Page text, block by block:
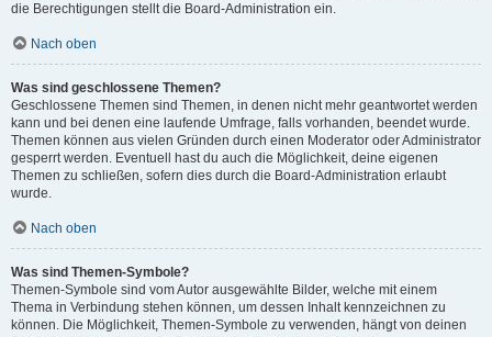
die Berechtigungen stellt die Board-Administration ein.
Nach oben
Was sind geschlossene Themen?
Geschlossene Themen sind Themen, in denen nicht mehr geantwortet werden
kann und bei denen eine laufende Umfrage, falls vorhanden, beendet wurde.
Themen können aus vielen Gründen durch einen Moderator oder Administrator
gesperrt werden. Eventuell hast du auch die Möglichkeit, deine eigenen
Themen zu schließen, sofern dies durch die Board-Administration erlaubt
wurde.
Nach oben
Was sind Themen-Symbole?
Themen-Symbole sind vom Autor ausgewählte Bilder, welche mit einem
Thema in Verbindung stehen können, um dessen Inhalt kennzeichnen zu
können. Die Möglichkeit, Themen-Symbole zu verwenden, hängt von deinen